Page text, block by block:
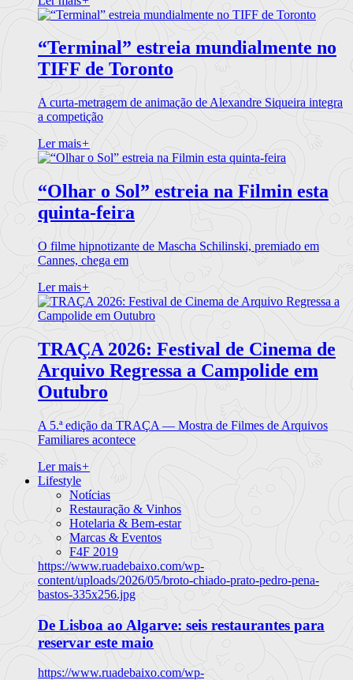
“Terminal” estreia mundialmente no
TIFF de Toronto
A curta-metragem de animação de Alexandre Siqueira integra
a competição
Ler mais+
“Olhar o Sol” estreia na Filmin esta
quinta-feira
O filme hipnotizante de Mascha Schilinski, premiado em
Cannes, chega em
Ler mais+
TRAÇA 2026: Festival de Cinema de
Arquivo Regressa a Campolide em
Outubro
A 5.ª edição da TRAÇA — Mostra de Filmes de Arquivos
Familiares acontece
Ler mais+
Lifestyle
Notícias
Restauração & Vinhos
Hotelaria & Bem-estar
Marcas & Eventos
F4F 2019
https://www.ruadebaixo.com/wp-
content/uploads/2026/05/broto-chiado-prato-pedro-pena-
bastos-335x256.jpg
De Lisboa ao Algarve: seis restaurantes para
reservar este maio
https://www.ruadebaixo.com/wp-